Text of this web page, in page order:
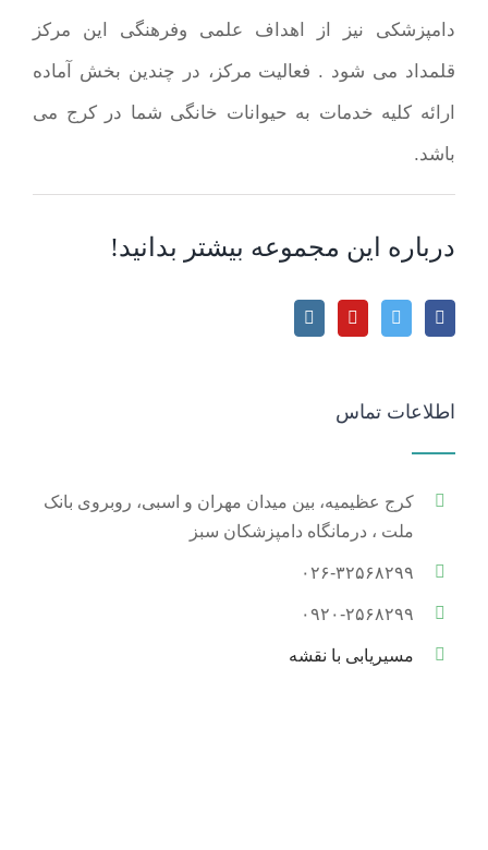
دامپزشکی نیز از اهداف علمی وفرهنگی این مرکز
قلمداد می شود . فعالیت مرکز، در چندین بخش آماده
ارائه کلیه خدمات به حیوانات خانگی شما در کرج می
باشد.
درباره این مجموعه بیشتر بدانید!
اطلاعات تماس
کرج عظیمیه، بین میدان مهران و اسبی، روبروی بانک
ملت ، درمانگاه دامپزشکان سبز
۰۲۶-۳۲۵۶۸۲۹۹
۰۹۲۰-۲۵۶۸۲۹۹
مسیریابی با نقشه